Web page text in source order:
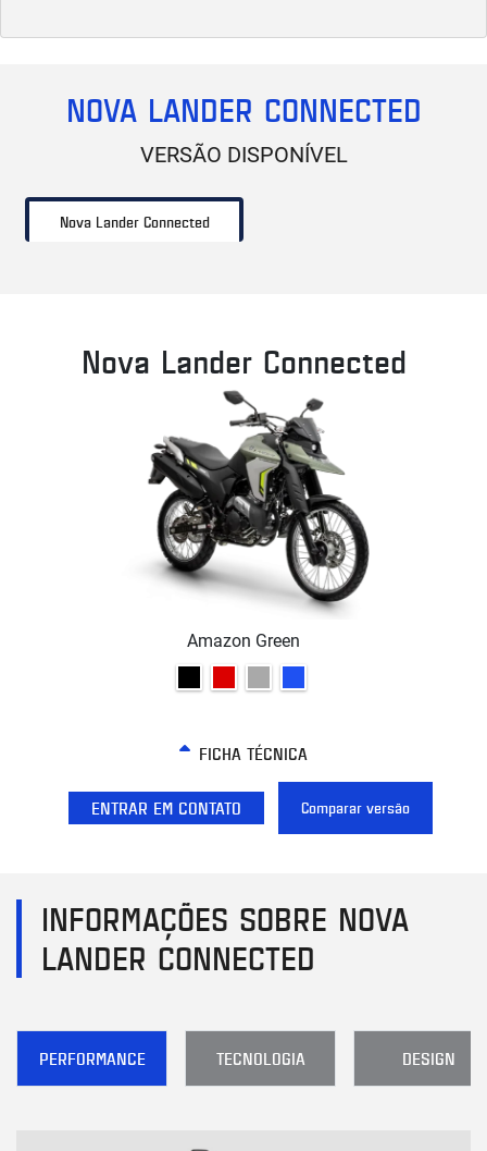
NOVA LANDER CONNECTED
VERSÃO DISPONÍVEL
Nova Lander Connected
Nova Lander Connected
Amazon Green
FICHA TÉCNICA
ENTRAR EM CONTATO Comparar versão
INFORMAÇÕES SOBRE NOVA
LANDER CONNECTED
PERFORMANCE TECNOLOGIA DESIGN